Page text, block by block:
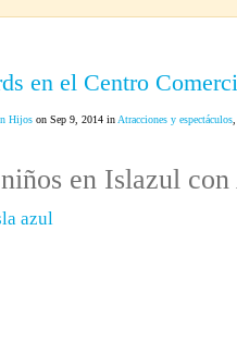
en el Centro
Hijos on Sep 9, 2014 in Atracciones y espectáculos
en Islazul